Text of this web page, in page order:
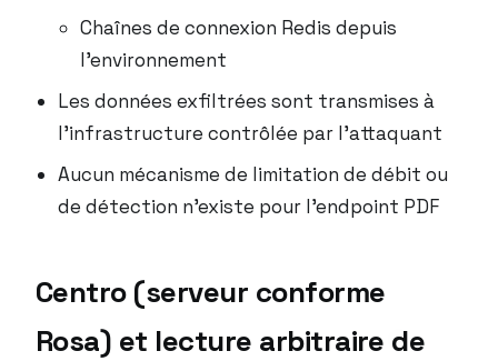
Chaînes de connexion Redis depuis
l’environnement
Les données exfiltrées sont transmises à
l’infrastructure contrôlée par l’attaquant
Aucun mécanisme de limitation de débit ou
de détection n’existe pour l’endpoint PDF
Centro (serveur conforme
Rosa) et lecture arbitraire de